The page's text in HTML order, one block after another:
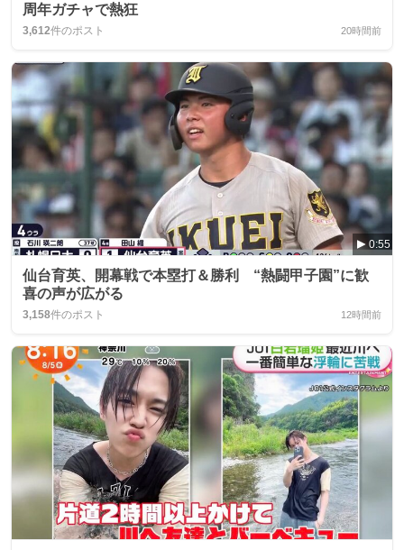
周年ガチャで熱狂
3,612件のポスト 20時間前
0:55
仙台育英、開幕戦で本塁打＆勝利 “熱闘甲子園”に歓
喜の声が広がる
3,158件のポスト 12時間前